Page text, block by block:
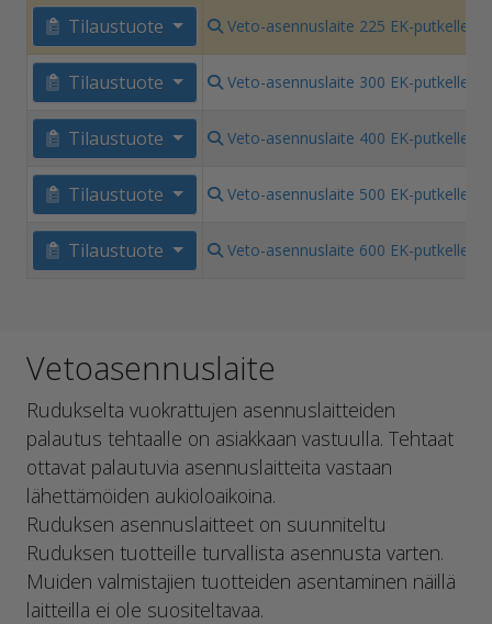
Tilaustuote Veto-asennuslaite 225 EK-putkelle
Tilaustuote Veto-asennuslaite 300 EK-putkelle
Tilaustuote Veto-asennuslaite 400 EK-putkelle
Tilaustuote Veto-asennuslaite 500 EK-putkelle
Tilaustuote Veto-asennuslaite 600 EK-putkelle
Vetoasennuslaite
Rudukselta vuokrattujen asennuslaitteiden
palautus tehtaalle on asiakkaan vastuulla. Tehtaat
ottavat palautuvia asennuslaitteita vastaan
lähettämöiden aukioloaikoina.
Ruduksen asennuslaitteet on suunniteltu
Ruduksen tuotteille turvallista asennusta varten.
Muiden valmistajien tuotteiden asentaminen näillä
laitteilla ei ole suositeltavaa.